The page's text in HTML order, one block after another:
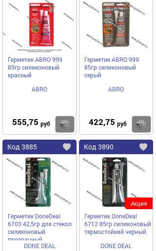
избранное
Герметик ABRO 999
85гр силиконовый
красный
ABRO
555,75 руб Купить
Герметик ABRO 999
85гр силиконовый
серый
ABRO
422,75 руб
Код 3885
Добавить
избранное
Герметик DoneDeal
6703 42,5гр для стекол
силиконовый
прозрачный
DONE DEAL
Код 3890
Герметик DoneDeal
6712 85гр силиконовый
термостойкий черный
DONE DEAL
Акция